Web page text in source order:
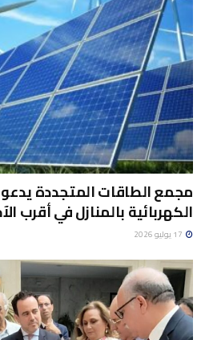
مجمع الطاقات المتجددة يدعو
الكهربائية بالمنازل في أقرب